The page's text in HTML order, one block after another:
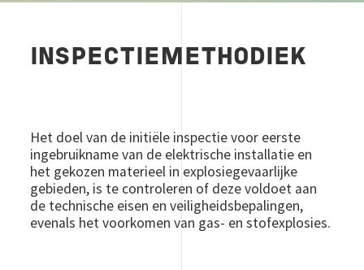
INSPECTIEMETHODIEK
Het doel van de initiële inspectie voor eerste
ingebruikname van de elektrische installatie en
het gekozen materieel in explosiegevaarlijke
gebieden, is te controleren of deze voldoet aan
de technische eisen en veiligheidsbepalingen,
evenals het voorkomen van gas- en stofexplosies.